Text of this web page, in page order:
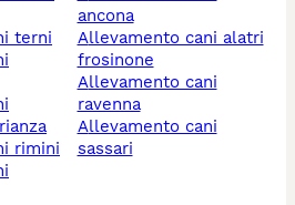
terni
rimini
ancona
allevamento cani alatri
frosinone
allevamento cani
ravenna
allevamento cani
sassari